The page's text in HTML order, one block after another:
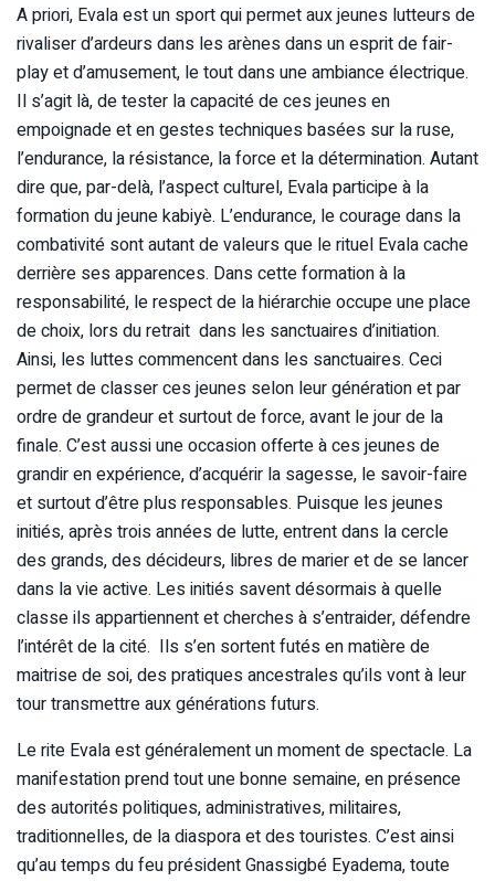
A priori, Evala est un sport qui permet aux jeunes lutteurs de
rivaliser d’ardeurs dans les arènes dans un esprit de fair-
play et d’amusement, le tout dans une ambiance électrique.
Il s’agit là, de tester la capacité de ces jeunes en
empoignade et en gestes techniques basées sur la ruse,
l’endurance, la résistance, la force et la détermination. Autant
dire que, par-delà, l’aspect culturel, Evala participe à la
formation du jeune kabiyè. L’endurance, le courage dans la
combativité sont autant de valeurs que le rituel Evala cache
derrière ses apparences. Dans cette formation à la
responsabilité, le respect de la hiérarchie occupe une place
de choix, lors du retrait dans les sanctuaires d’initiation.
Ainsi, les luttes commencent dans les sanctuaires. Ceci
permet de classer ces jeunes selon leur génération et par
ordre de grandeur et surtout de force, avant le jour de la
finale. C’est aussi une occasion offerte à ces jeunes de
grandir en expérience, d’acquérir la sagesse, le savoir-faire
et surtout d’être plus responsables. Puisque les jeunes
initiés, après trois années de lutte, entrent dans la cercle
des grands, des décideurs, libres de marier et de se lancer
dans la vie active. Les initiés savent désormais à quelle
classe ils appartiennent et cherches à s’entraider, défendre
l’intérêt de la cité. Ils s’en sortent futés en matière de
maitrise de soi, des pratiques ancestrales qu’ils vont à leur
tour transmettre aux générations futurs.
Le rite Evala est généralement un moment de spectacle. La
manifestation prend tout une bonne semaine, en présence
des autorités politiques, administratives, militaires,
traditionnelles, de la diaspora et des touristes. C’est ainsi
qu’au temps du feu président Gnassigbé Eyadema, toute